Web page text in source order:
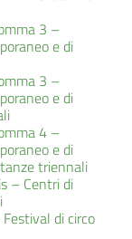
3 –
e di
3 –
e di
4 –
e di
triennali
– Centri di
di circo